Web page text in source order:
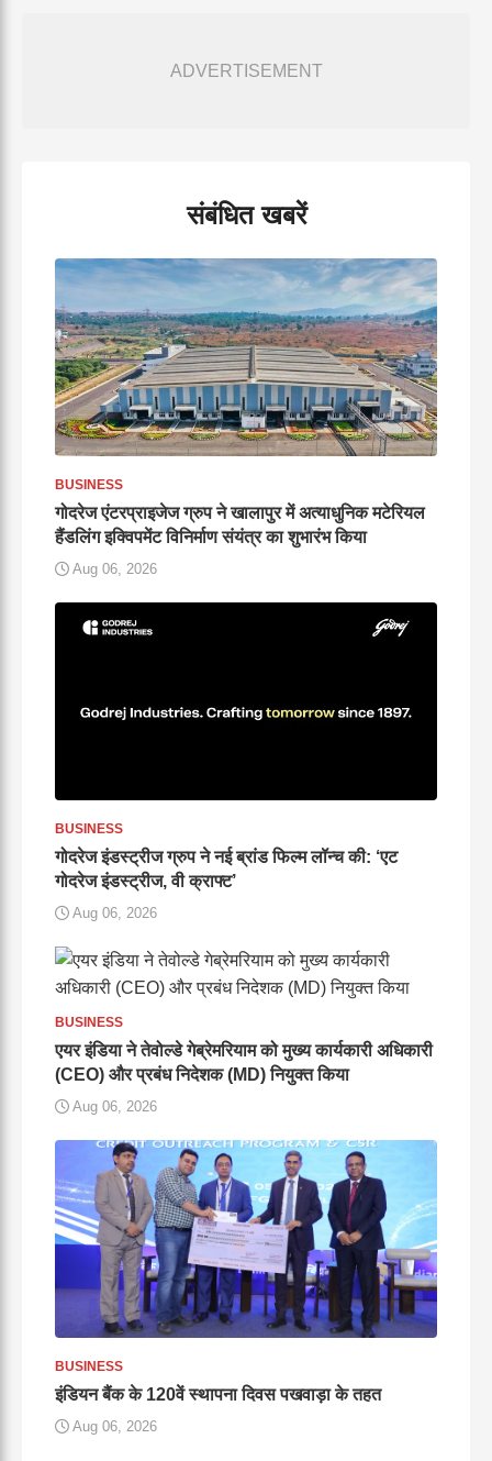
ADVERTISEMENT
संबंधित खबरें
BUSINESS
गोदरेज एंटरप्राइजेज ग्रुप ने खालापुर में अत्याधुनिक मटेरियल
हैंडलिंग इक्विपमेंट विनिर्माण संयंत्र का शुभारंभ किया
Aug 06, 2026
BUSINESS
गोदरेज इंडस्ट्रीज ग्रुप ने नई ब्रांड फिल्म लॉन्च की: ‘एट
गोदरेज इंडस्ट्रीज, वी क्राफ्ट’
Aug 06, 2026
BUSINESS
एयर इंडिया ने तेवोल्डे गेब्रेमरियाम को मुख्य कार्यकारी अधिकारी
(CEO) और प्रबंध निदेशक (MD) नियुक्त किया
Aug 06, 2026
BUSINESS
इंडियन बैंक के 120वें स्थापना दिवस पखवाड़ा के तहत
Aug 06, 2026